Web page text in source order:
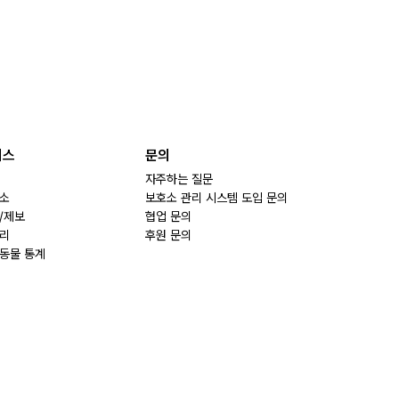
제보
물 통계
문의
자주하는 질문
보호소 관리 시스템 도입 문의
협업 문의
후원 문의